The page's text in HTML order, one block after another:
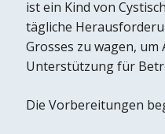
ist ein Kind von
tägliche
Grosses zu wagen,
Unterstützung für
Die Vorbereitungen